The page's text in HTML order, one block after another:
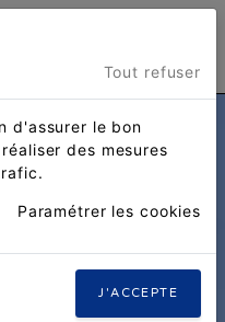
Tout refuser
d'assurer le bon
des mesures
Paramétrer les cookies
J'ACCEPTE